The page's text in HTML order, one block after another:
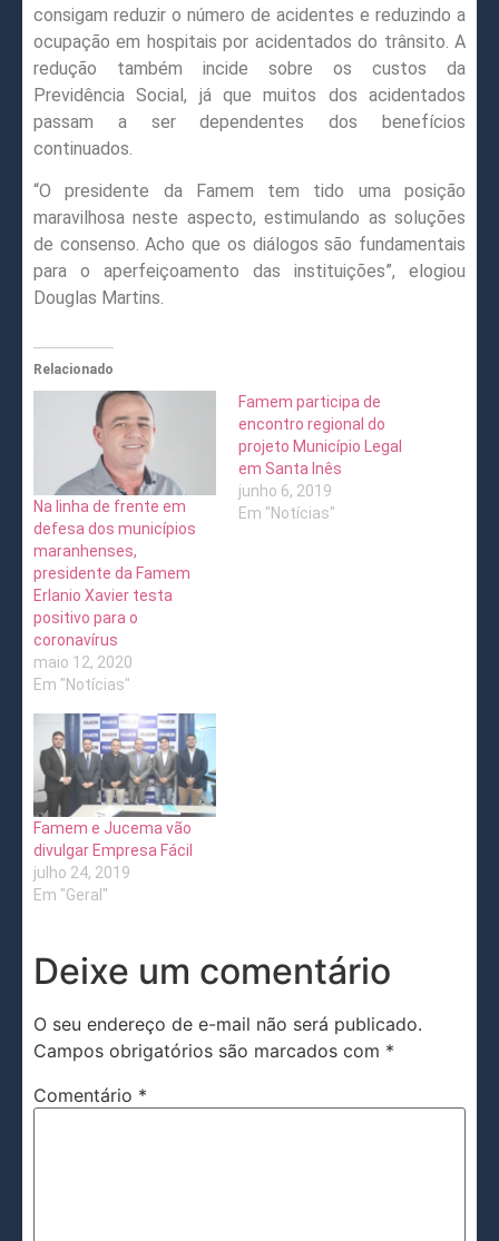
consigam reduzir o número de acidentes e reduzindo a
ocupação em hospitais por acidentados do trânsito. A
redução também incide sobre os custos da
Previdência Social, já que muitos dos acidentados
passam a ser dependentes dos benefícios
continuados.
“O presidente da Famem tem tido uma posição
maravilhosa neste aspecto, estimulando as soluções
de consenso. Acho que os diálogos são fundamentais
para o aperfeiçoamento das instituições”, elogiou
Douglas Martins.
Relacionado
Na linha de frente em
defesa dos municípios
maranhenses,
presidente da Famem
Erlanio Xavier testa
positivo para o
coronavírus
maio 12, 2020
Em "Notícias"
Famem participa de
encontro regional do
projeto Município Legal
em Santa Inês
junho 6, 2019
Em "Notícias"
Famem e Jucema vão
divulgar Empresa Fácil
julho 24, 2019
Em "Geral"
Deixe um comentário
O seu endereço de e-mail não será publicado.
Campos obrigatórios são marcados com *
Comentário *